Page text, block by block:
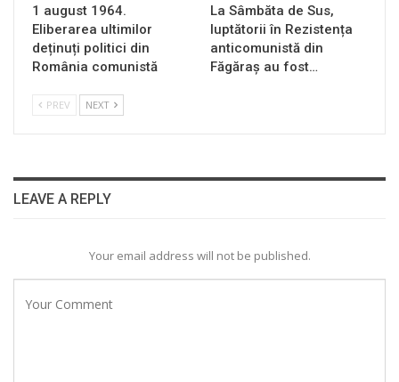
1 august 1964.
Eliberarea ultimilor
deținuți politici din
România comunistă
La Sâmbăta de Sus,
luptătorii în Rezistența
anticomunistă din
Făgăraș au fost…
PREV NEXT
LEAVE A REPLY
Your email address will not be published.